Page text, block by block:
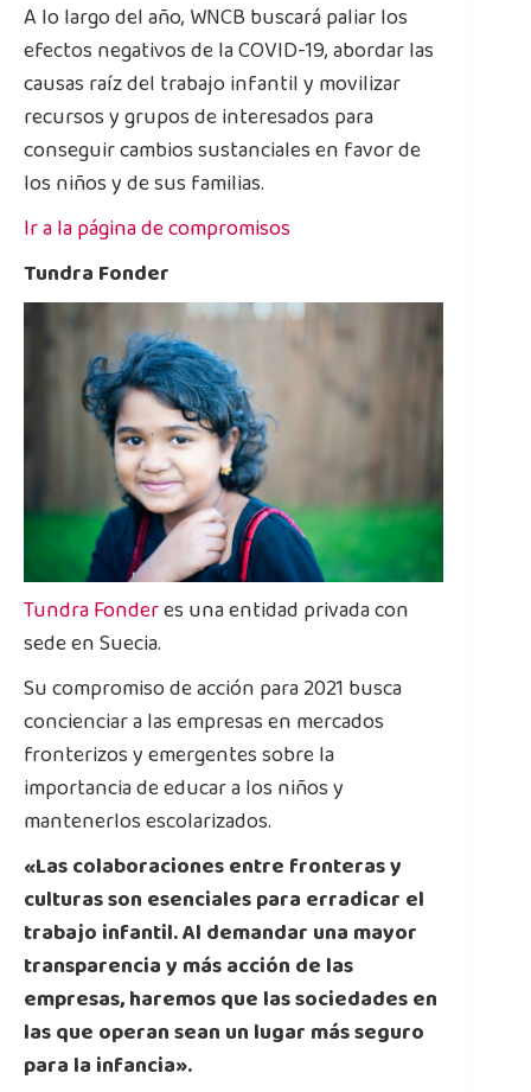
A lo largo del año, WNCB buscará paliar los
efectos negativos de la COVID-19, abordar las
causas raíz del trabajo infantil y movilizar
recursos y grupos de interesados para
conseguir cambios sustanciales en favor de
los niños y de sus familias.
Ir a la página de compromisos
Tundra Fonder
Tundra Fonderes una entidad privada con
sede en Suecia.
Su compromiso de acción para 2021 busca
concienciar a las empresas en mercados
fronterizos y emergentes sobre la
importancia de educar a los niños y
mantenerlos escolarizados.
«Las colaboraciones entre fronteras y
culturas son esenciales para erradicar el
trabajo infantil. Al demandar una mayor
transparencia y más acción de las
empresas, haremos que las sociedades en
las que operan sean un lugar más seguro
para la infancia».